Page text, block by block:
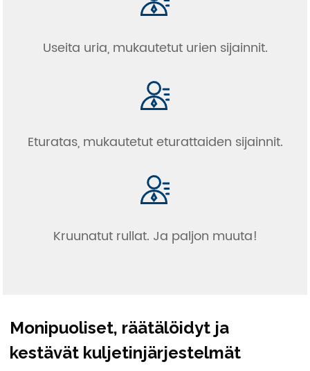
Useita uria, mukautetut urien sijainnit.
Eturatas, mukautetut eturattaiden sijainnit.
Kruunatut rullat. Ja paljon muuta!
Monipuoliset, räätälöidyt ja
kestävät kuljetinjärjestelmät